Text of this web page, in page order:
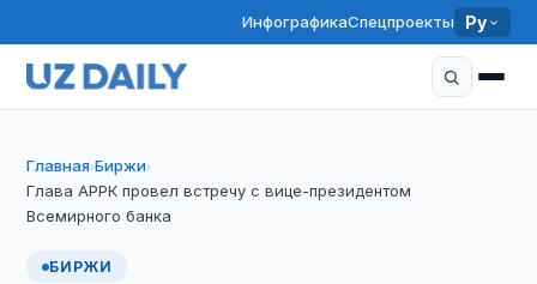
ИнфографикаСпецпроекты Ру
Главная›Биржи›
Глава АРРК провел встречу с вице-президентом
Всемирного банка
БИРЖИ